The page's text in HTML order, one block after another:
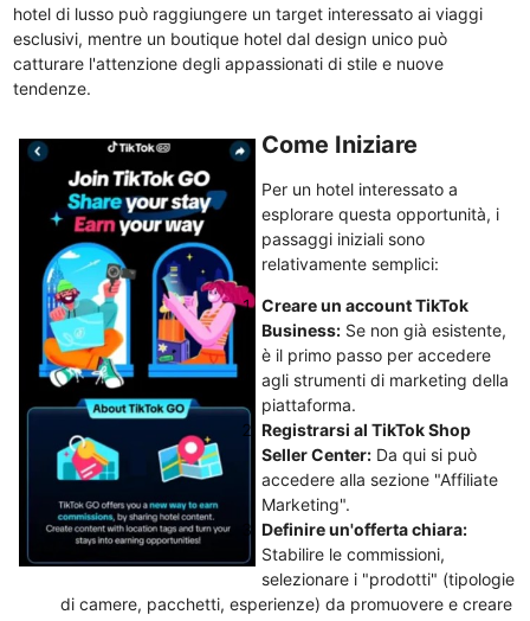
hotel di lusso può raggiungere un target interessato ai viaggi
esclusivi, mentre un boutique hotel dal design unico può
catturare l'attenzione degli appassionati di stile e nuove
tendenze.
Come Iniziare
Per un hotel interessato a
esplorare questa opportunità, i
passaggi iniziali sono
relativamente semplici:
Creare un account TikTok
Business:Se non già esistente,
è il primo passo per accedere
agli strumenti di marketing della
piattaforma.
Registrarsi al TikTok Shop
Seller Center:Da qui si può
accedere alla sezione "Affiliate
Marketing".
Definire un'offerta chiara:
Stabilire le commissioni,
selezionare i "prodotti" (tipologie
di camere, pacchetti, esperienze) da promuovere e creare